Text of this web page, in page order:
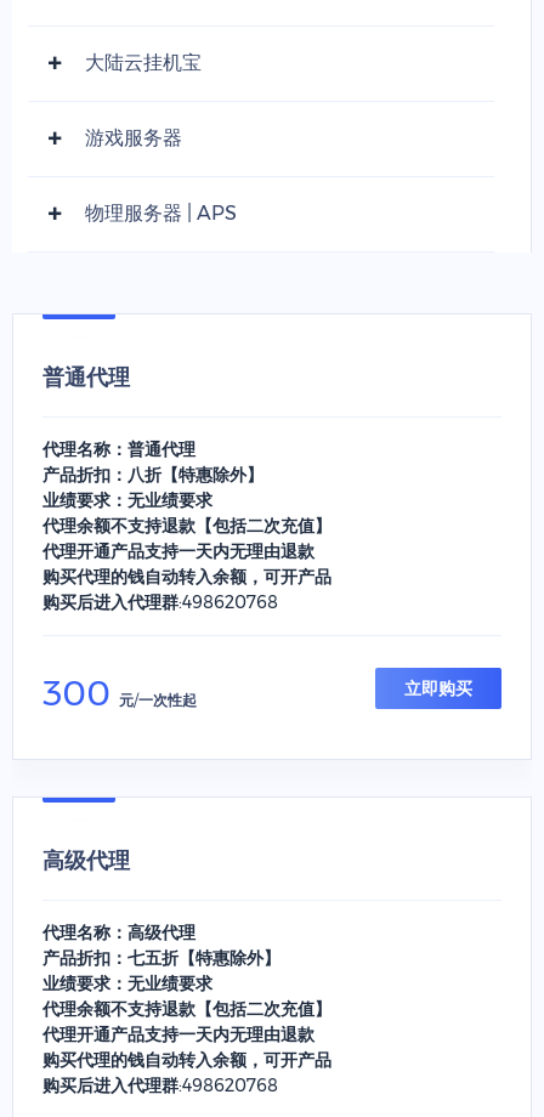
大陆云挂机宝
游戏服务器
物理服务器 | APS
普通代理
代理名称：普通代理
产品折扣：八折【特惠除外】
业绩要求：无业绩要求
代理余额不支持退款【包括二次充值】
代理开通产品支持一天内无理由退款
购买代理的钱自动转入余额，可开产品
购买后进入代理群:498620768
300 元/一次性起
立即购买
高级代理
代理名称：高级代理
产品折扣：七五折【特惠除外】
业绩要求：无业绩要求
代理余额不支持退款【包括二次充值】
代理开通产品支持一天内无理由退款
购买代理的钱自动转入余额，可开产品
购买后进入代理群:498620768